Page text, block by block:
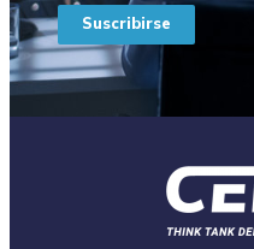
Suscribirse